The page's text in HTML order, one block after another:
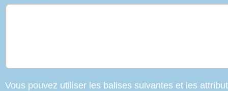
Vous pouvez utiliser les balises suivantes et les